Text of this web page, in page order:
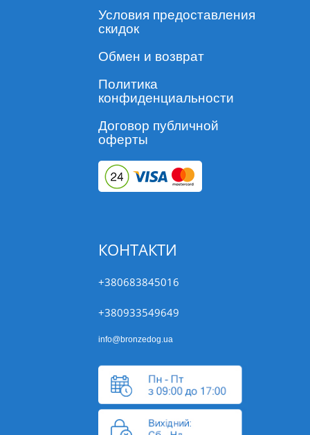
Условия предоставления
скидок
Обмен и возврат
Политика
конфиденциальности
Договор публичной
оферты
КОНТАКТИ
+380683845016
+380933549649
info@bronzedog.ua